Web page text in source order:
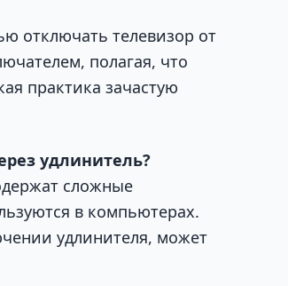
отключать телевизор от
полагая, что
практика зачастую
удлинитель?
сложные
в компьютерах.
удлинителя, может